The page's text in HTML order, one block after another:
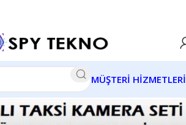
MÜŞTERİ HİZMETLERİ